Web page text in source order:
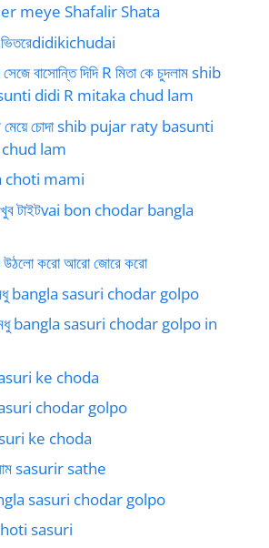
meye Shafalir Shata
ভিতরেdidikichudai
সেজে বাসোন্তি দিদি R মিতা কে চুদলাম shib
didi R mitaka chud lam
মেয়ে চোদা shib pujar raty basunti
lam
choti mami
খুব টাইটvai bon chodar bangla
উঠলো করো আরো জোরে করো
মধু bangla sasuri chodar golpo
মধু bangla sasuri chodar golpo in
sasuri ke choda
sasuri chodar golpo
ke choda
sasurir sathe
sasuri chodar golpo
choti sasuri